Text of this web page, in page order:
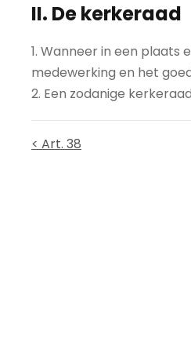
II. De kerkeraad
1. Wanneer in een
medewerking en het
2. Een zodanige
< Art. 38